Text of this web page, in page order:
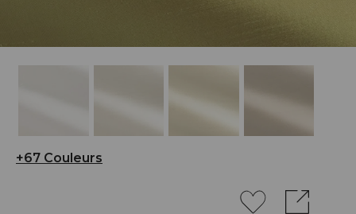
+67 Couleurs